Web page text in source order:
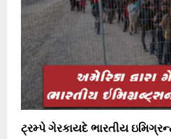
ટ્રમ્પે ગેરકાયદે ભારતીય